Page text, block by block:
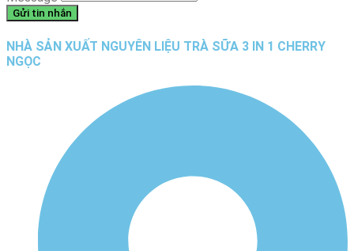
Gửi tin nhắn
NHÀ SẢN XUẤT NGUYÊN LIỆU TRÀ SỮA 3 IN 1 CHERRY
NGỌC